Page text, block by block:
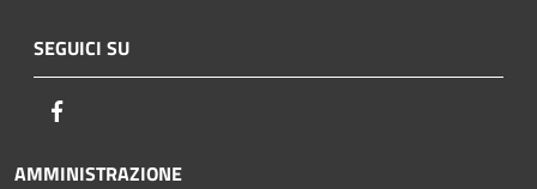
SEGUICI SU
AMMINISTRAZIONE